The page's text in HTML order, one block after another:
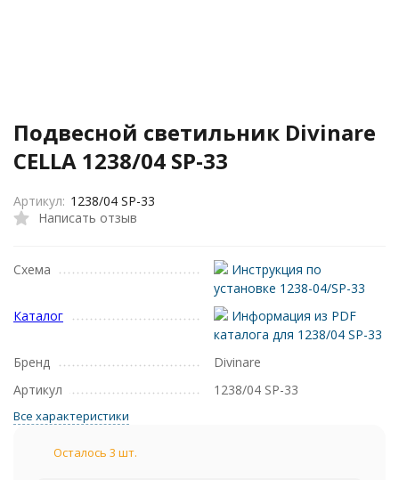
Подвесной светильник Divinare
CELLA 1238/04 SP-33
Написать отзыв
Артикул: 1238/04 SP-33
Схема
Инструкция по
установке 1238-04/SP-33
Каталог
Информация из PDF
каталога для 1238/04 SP-33
Бренд
Divinare
Артикул
1238/04 SP-33
Все характеристики
Осталось 3 шт.